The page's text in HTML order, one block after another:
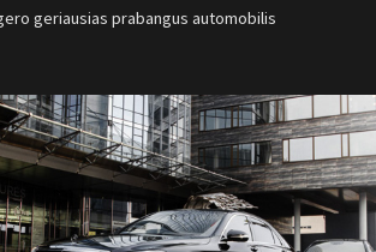
geriausias prabangus automobilis